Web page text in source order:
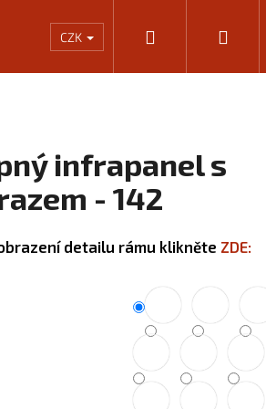
Rámování Kalkulačka výkonu
CZK
infrapanel s
- 142
detailu rámu klikněte ZDE: